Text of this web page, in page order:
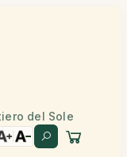
del Sole